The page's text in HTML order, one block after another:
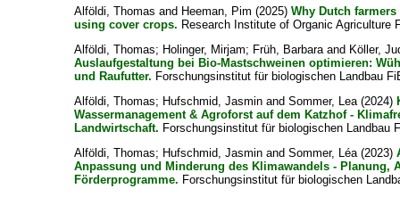
Alföldi, Thomas and Heeman, Pim (2025)Why Dutch
using cover crops. Research Institute of Organic Agriculture
Alföldi, Thomas; Holinger, Mirjam; Früh, Barbaraand Köller,
Auslaufgestaltung bei Bio-Mastschweinen optimieren:
und Raufutter. Forschungsinstitut für biologischen Landbau
Alföldi, Thomas; Hufschmid, Jasmin andSommer, Lea(2024)
Wassermanagement & Agroforst auf dem Katzhof -
Landwirtschaft. Forschungsinstitut für biologischen Landbau
Alföldi, Thomas; Hufschmid, Jasmin andSommer, Léa(2023)
Anpassung und Minderung des Klimawandels - Planung,
Förderprogramme. Forschungsinstitut für biologischen